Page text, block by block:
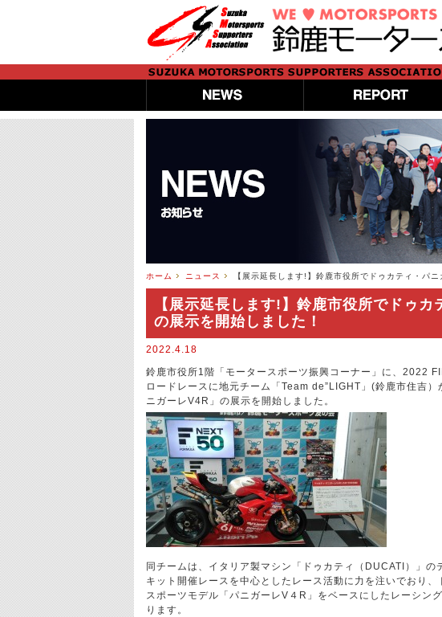
ホーム ニュース 【展示延長します!】鈴鹿市役所でドゥカティ・パ
【展示延長します!】鈴鹿市役所でドゥ
の展示を開始しました！
2022.4.18
鈴鹿市役所1階「モータースポーツ振興コーナー」に、2022
ロードレースに地元チーム「Team de”LIGHT」(鈴鹿市住吉
ニガーレV4R」の展示を開始しました。
同チームは、イタリア製マシン「ドゥカティ（DUCATI）」の
キット開催レースを中心としたレース活動に力を注いでおり
スポーツモデル「パニガーレV４R」をベースにしたレーシン
ります。